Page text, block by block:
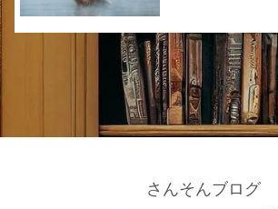
さんそんブログ